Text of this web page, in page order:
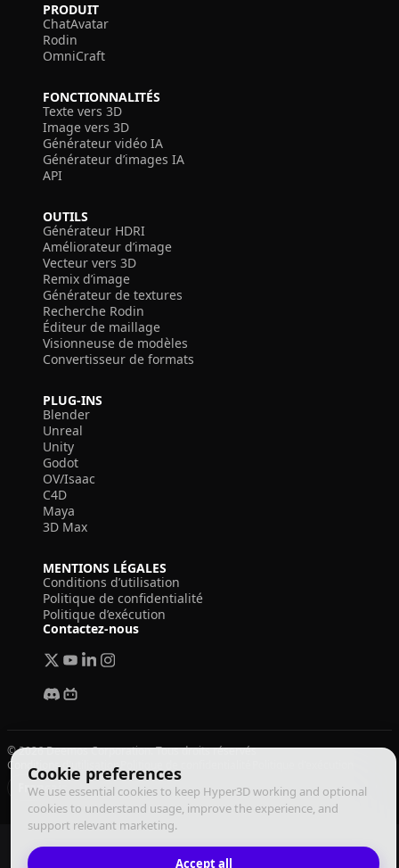
Cookie preferences
We use essential cookies to keep Hyper3D working and optional
cookies to understand usage, improve the experience, and
support relevant marketing.
Accept all
PRODUIT
ChatAvatar
Rodin
OmniCraft
FONCTIONNALITÉS
Texte vers 3D
Image vers 3D
Générateur vidéo IA
Générateur d’images IA
API
OUTILS
Générateur HDRI
Améliorateur d’image
Vecteur vers 3D
Remix d’image
Générateur de textures
Recherche Rodin
Éditeur de maillage
Visionneuse de modèles
Convertisseur de formats
PLUG-INS
Blender
Unreal
Unity
Godot
OV/Isaac
C4D
Maya
3D Max
MENTIONS LÉGALES
Conditions d’utilisation
Politique de confidentialité
Politique d’exécution
Contactez-nous
© 2026 Deemos Corporation. Tous droits réservés
Conditions d'utilisation
Français